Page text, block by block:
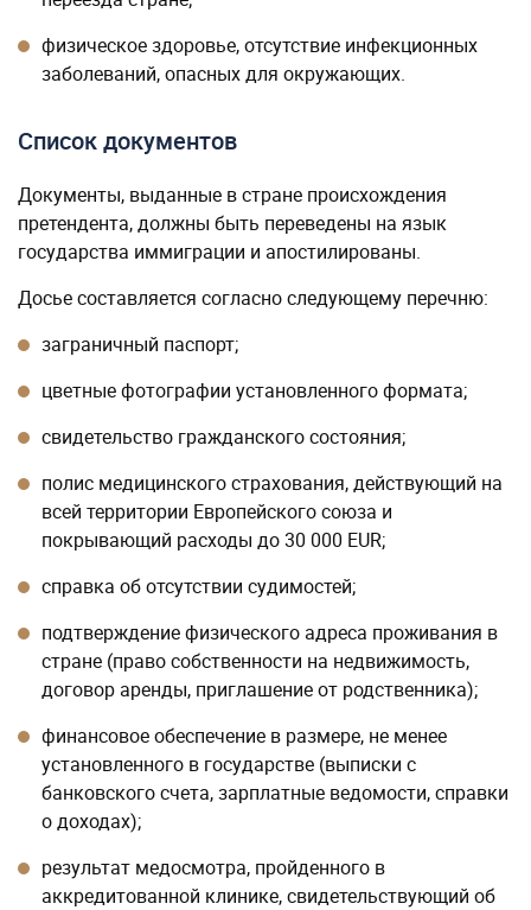
физическое здоровье, отсутствие инфекционных
заболеваний, опасных для окружающих.
Список документов
Документы, выданные в стране происхождения
претендента, должны быть переведены на язык
государства иммиграции и апостилированы.
Досье составляется согласно следующему перечню:
заграничный паспорт;
цветные фотографии установленного формата;
свидетельство гражданского состояния;
полис медицинского страхования, действующий на
всей территории Европейского союза и
покрывающий расходы до 30 000 EUR;
справка об отсутствии судимостей;
подтверждение физического адреса проживания в
стране (право собственности на недвижимость,
договор аренды, приглашение от родственника);
финансовое обеспечение в размере, не менее
установленного в государстве (выписки с
банковского счета, зарплатные ведомости, справки
о доходах);
результат медосмотра, пройденного в
аккредитованной клинике, свидетельствующий об